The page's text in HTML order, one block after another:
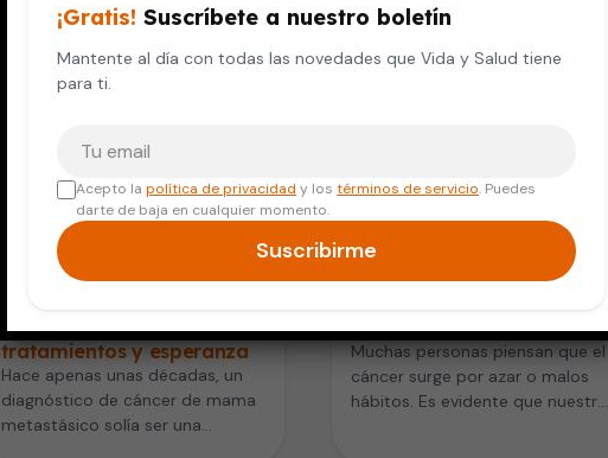
Cáncer
avanzado: nuevos
tratamientos y esperanza
Hace apenas unas décadas, un
diagnóstico de cáncer de mama
metastásico solía ser una
Cáncer
que no puedes ignorar
Muchas personas piensan que el
cáncer surge por azar o malos
hábitos. Es evidente que nuestro
¡Gratis! Suscríbete a nuestro boletín
Mantente al día con todas las novedades que Vida y Salud tiene
para ti.
Acepto lapolítica de privacidad y lostérminos de servicio. Puedes
darte de baja en cualquier momento.
Suscribirme